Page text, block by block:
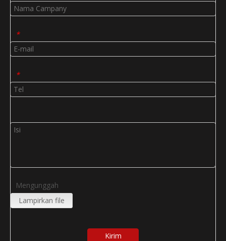
*
*
Mengunggah
Lampirkan file
Kirim